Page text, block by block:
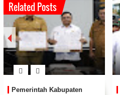
Related Posts
Polres Bintan Bintan